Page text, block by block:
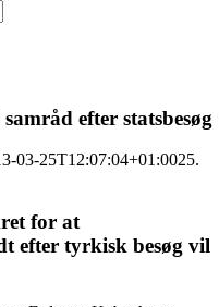
efter statsbesøg
03-25T12:07:04+01:0025.
for at
efter tyrkisk besøg vil